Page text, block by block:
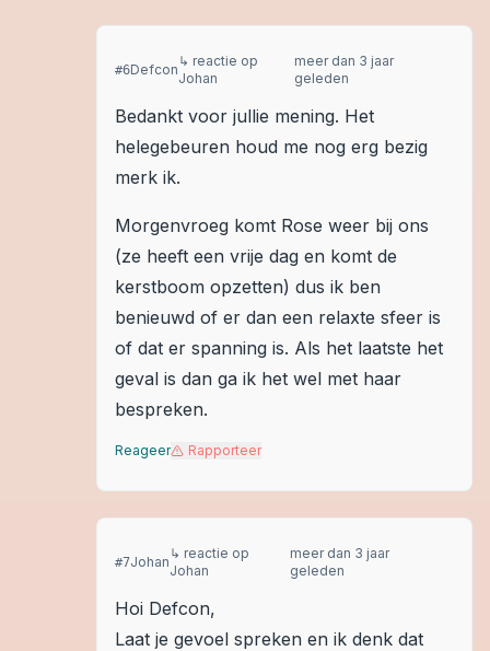
#6Defcon
↳ reactie op
Johan
meer dan 3 jaar
geleden
Bedankt voor jullie mening. Het
helegebeuren houd me nog erg bezig
merk ik.
Morgenvroeg komt Rose weer bij ons
(ze heeft een vrije dag en komt de
kerstboom opzetten) dus ik ben
benieuwd of er dan een relaxte sfeer is
of dat er spanning is. Als het laatste het
geval is dan ga ik het wel met haar
bespreken.
Reageer Rapporteer
#7Johan
↳ reactie op
Johan
meer dan 3 jaar
geleden
Hoi Defcon,
Laat je gevoel spreken en ik denk dat